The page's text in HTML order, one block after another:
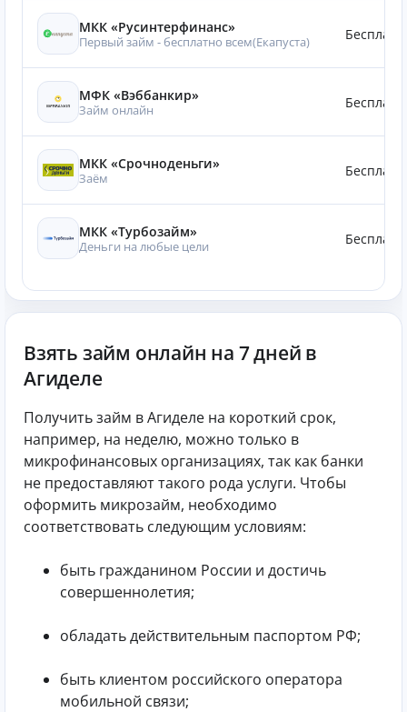
МКК «Русинтерфинанс»
Первый займ - бесплатно всем(Eкапуста)
МФК «Вэббанкир»
Займ онлайн
МКК «Срочноденьги»
Заём
МКК «Турбозайм»
Деньги на любые цели
Взять займ онлайн на 7 дней в
Агиделе
Получить займ в Агиделе на короткий срок,
например, на неделю, можно только в
микрофинансовых организациях, так как банки
не предоставляют такого рода услуги. Чтобы
оформить микрозайм, необходимо
соответствовать следующим условиям:
быть гражданином России и достичь
совершеннолетия;
обладать действительным паспортом РФ;
быть клиентом российского оператора
мобильной связи;